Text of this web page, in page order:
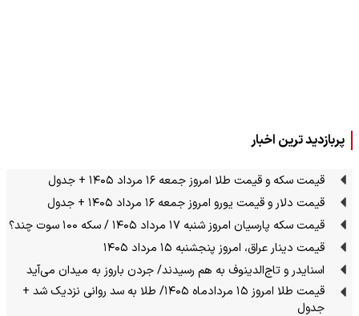
پربازدید ترین اخبار
قیمت سکه و قیمت طلا امروز جمعه ۱۶ مرداد ۱۴۰۵ + جدول
قیمت دلار و قیمت یورو امروز جمعه ۱۶ مرداد ۱۴۰۵ + جدول
قیمت سکه پارسیان امروز شنبه ۱۷ مرداد ۱۴۰۵ / سکه ۱۰۰ سوت چند؟
قیمت دینار عراق، امروز پنجشنبه ۱۵ مرداد ۱۴۰۵
اسنایدر و تاج‌الدینوف به هم رسیدند/ جردن باروز به میدان می‌آید
قیمت طلا امروز ۱۵ مردادماه ۱۴۰۵/ طلا به سد روانی نزدیک شد +
جدول